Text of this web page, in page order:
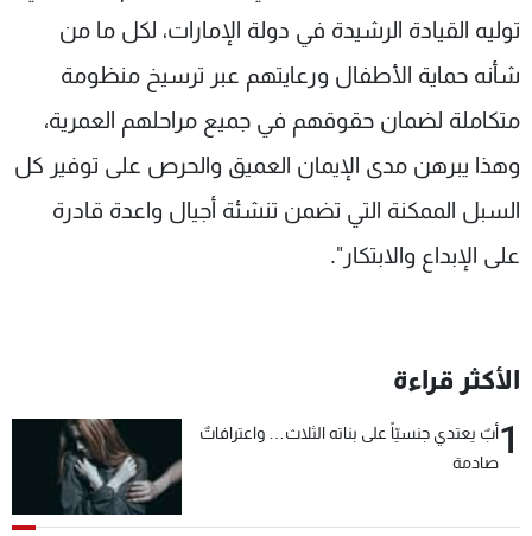
توليه القيادة الرشيدة في دولة الإمارات، لكل ما من
شأنه حماية الأطفال ورعايتهم عبر ترسيخ منظومة
متكاملة لضمان حقوقهم في جميع مراحلهم العمرية،
وهذا يبرهن مدى الإيمان العميق والحرص على توفير كل
السبل الممكنة التي تضمن تنشئة أجيال واعدة قادرة
على الإبداع والابتكار".
الأكثر قراءة
1أبٌ يعتدي جنسيّاً على بناته الثلاث… واعترافاتٌ
صادمة